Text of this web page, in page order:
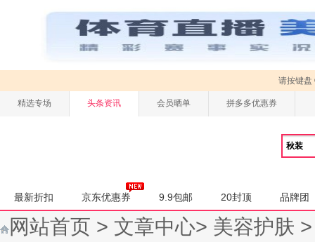
请按键盘
精选专场 头条资讯 会员晒单 拼多多优惠券
最新折扣 京东优惠券 9.9包邮 20封顶 品牌团
网站首页 > 文章中心> 美容护肤